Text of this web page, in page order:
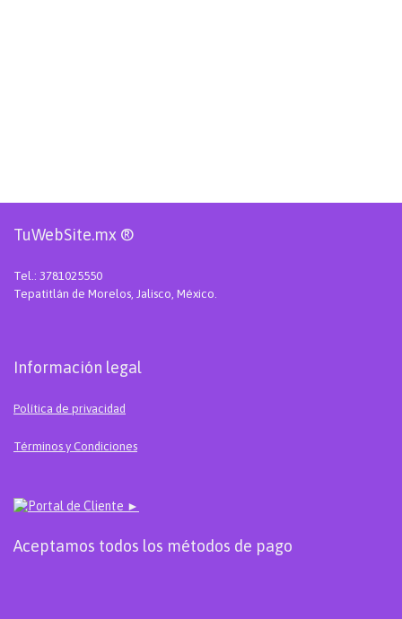
TuWebSite.mx ®
Tel.: 3781025550
Tepatitlán de Morelos, Jalisco, México.
Información legal
Política de privacidad
Términos y Condiciones
Portal de Cliente ►
Aceptamos todos los métodos de pago